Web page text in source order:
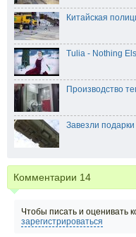
Китайская
Tulia - Nothing
Производство
Завезли подарки
Комментарии 14
Чтобы писать и оценивать
зарегистрироваться